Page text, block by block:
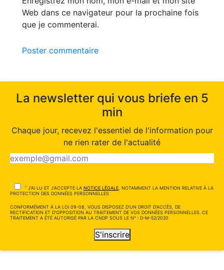
Web dans ce navigateur pour la prochaine fois
que je commenterai.
Poster commentaire
La newsletter qui vous briefe en 5
min
Chaque jour, recevez l'essentiel de l'information pour
ne rien rater de l'actualité
* J'AI LU ET J'ACCEPTE LA NOTICE LÉGALE , NOTAMMENT LA MENTION RELATIVE À LA
PROTECTION DES DONNÉES PERSONNELLES
CONFORMÉMENT À LA LOI 09-08, VOUS DISPOSEZ D'UN DROIT D'ACCÈS, DE
RECTIFICATION ET D'OPPOSITION AU TRAITEMENT DE VOS DONNÉES PERSONNELLES. CE
TRAITEMENT A ÉTÉ AUTORISÉ PAR LA CNDP SOUS LE N° : D-M-52/2020
S'inscrire